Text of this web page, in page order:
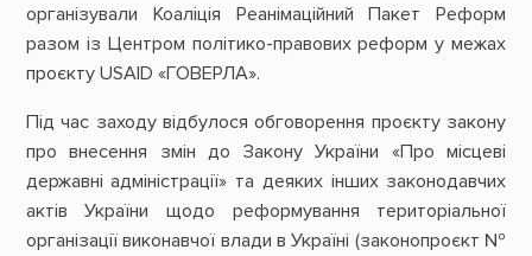
організували Коаліція Реанімаційний Пакет Реформ
разом із Центром політико-правових реформ у межах
проєкту USAID «ГОВЕРЛА».
Під час заходу відбулося обговорення проєкту закону
про внесення змін до Закону України «Про місцеві
державні адміністрації» та деяких інших законодавчих
актів України щодо реформування територіальної
організації виконавчої влади в Україні (законопроєкт №